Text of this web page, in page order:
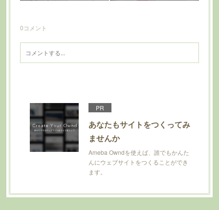
0コメント
PR
あなたもサイトをつくってみ
ませんか
Ameba Owndを使えば、誰でもかんた
んにウェブサイトをつくることができ
ます。